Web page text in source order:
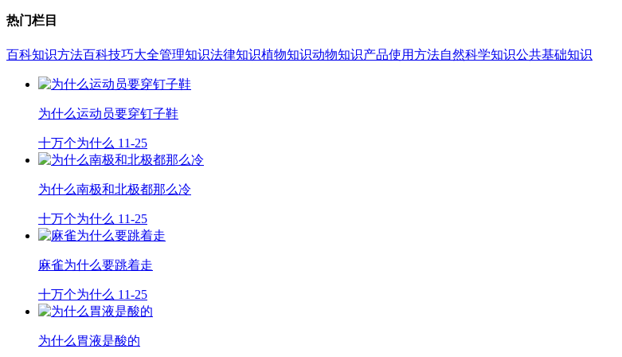
热门栏目
百科知识方法百科技巧大全管理知识法律知识植物知识动物知识产品使用方法自然科学知识公共基础知识
为什么运动员要穿钉子鞋
十万个为什么 11-25
为什么南极和北极都那么冷
十万个为什么 11-25
麻雀为什么要跳着走
十万个为什么 11-25
为什么胃液是酸的